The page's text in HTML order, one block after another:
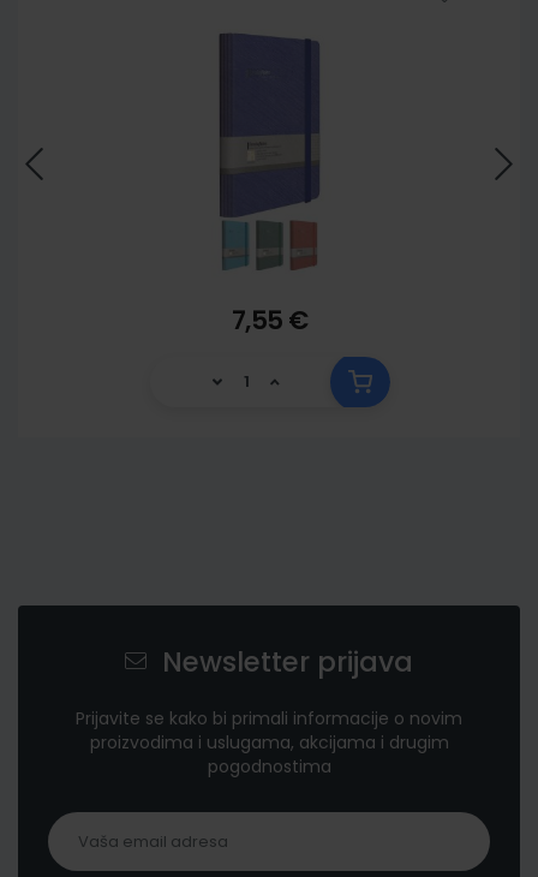
7,55 €
Newsletter prijava
Prijavite se kako bi primali informacije o novim
proizvodima i uslugama, akcijama i drugim
pogodnostima